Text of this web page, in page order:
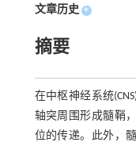
文章历史 +
摘要
在中枢神经系统
轴突周围形成髓鞘
位的传递。此外，